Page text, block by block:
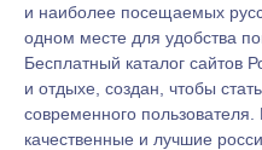
и наиболее посещаемых
одном месте для удобства
Бесплатный каталог сайтов
и отдыхе, создан, чтобы
современного
качественные и лучшие